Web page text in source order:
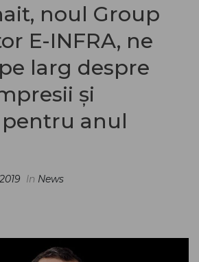
noul Group
E-INFRA, ne
larg despre
și
anul
In News